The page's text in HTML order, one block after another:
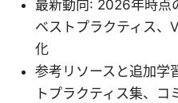
最新動向: 2026年時点
ベストプラクティス、
化
参考リソースと追加学
トプラクティス集、コ